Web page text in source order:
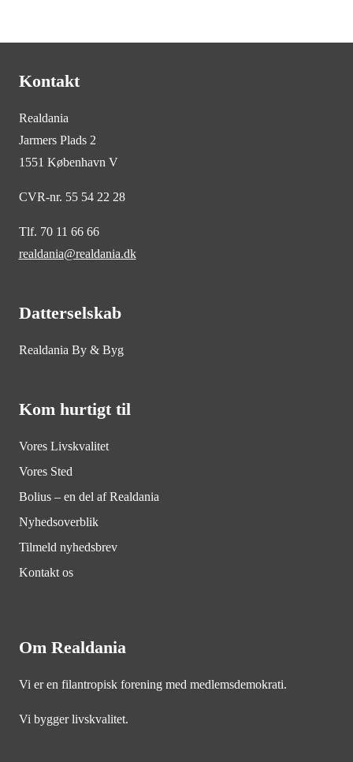
Kontakt
Realdania
Jarmers Plads 2
1551 København V
CVR-nr. 55 54 22 28
Tlf. 70 11 66 66
realdania@realdania.dk
Datterselskab
Realdania By & Byg
Kom hurtigt til
Vores Livskvalitet
Vores Sted
Bolius – en del af Realdania
Nyhedsoverblik
Tilmeld nyhedsbrev
Kontakt os
Om Realdania
Vi er en filantropisk forening med medlemsdemokrati.
Vi bygger livskvalitet.